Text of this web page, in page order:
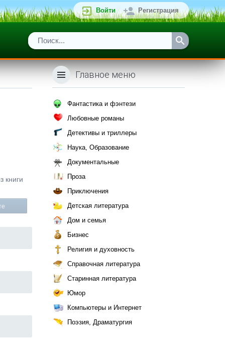
Войти Регистрация
книги
Главное меню
Фантастика и фэнтези
Любовные романы
Детективы и триллеры
Наука, Образование
Документальные
Проза
Приключения
Детская литература
Дом и семья
Бизнес
Религия и духовность
Справочная литература
Старинная литература
Юмор
Компьютеры и Интернет
Поэзия, Драматургия